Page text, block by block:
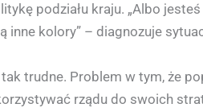
podziału kraju. „Albo
inne kolory” – diagnozuje
trudne. Problem w tym, że
rządu do swoich